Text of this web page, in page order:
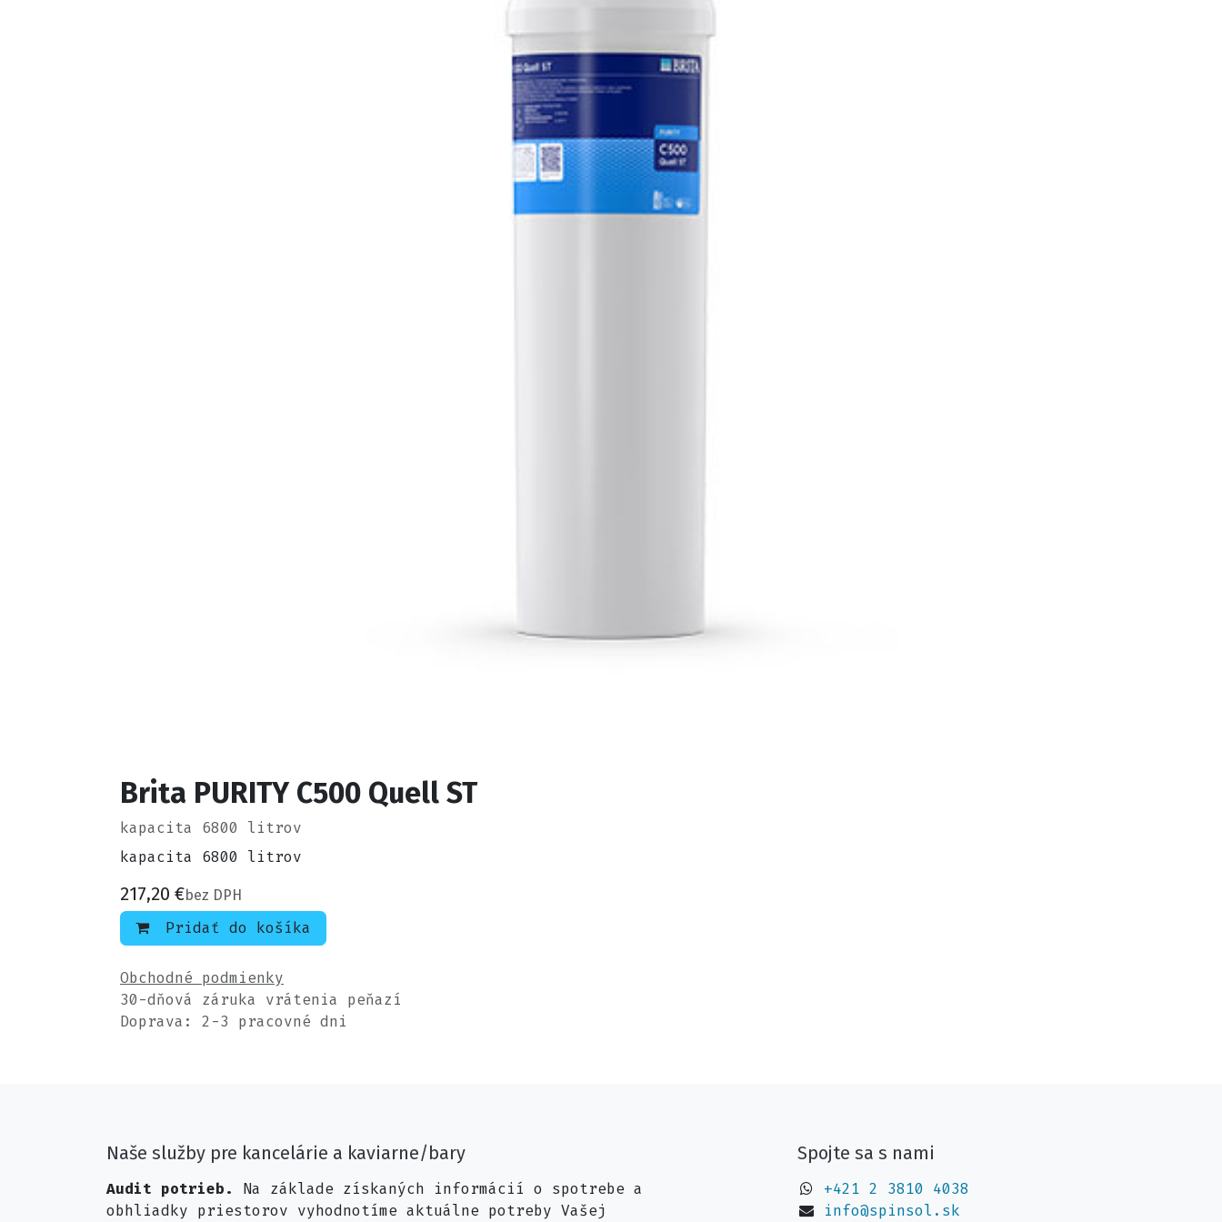
Brita PURITY C500 Quell ST
kapacita 6800 litrov
kapacita 6800 litrov
217,20 €bez DPH
Pridať do košíka
Obchodné podmienky
30-dňová záruka vrátenia peňazí
Doprava: 2-3 pracovné dni
Naše služby pre kancelárie a kaviarne/bary
Audit potrieb.
Na základe získaných informácií o spotrebe a
obhliadky priestorov vyhodnotíme aktuálne potreby Vašej
Spojte sa s nami
+421 2 3810 4038
info@spinsol.sk